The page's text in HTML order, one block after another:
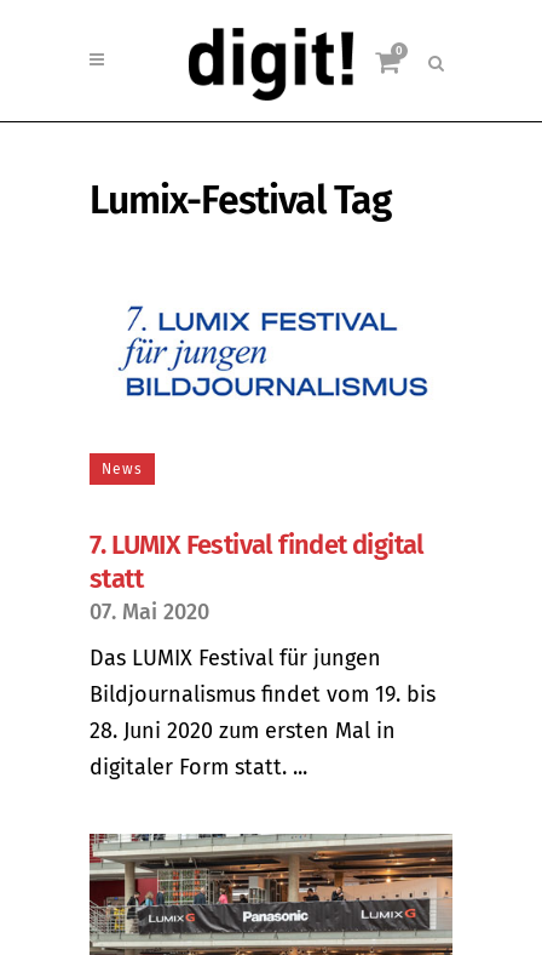
0
Lumix-Festival Tag
News
7. LUMIX Festival findet digital
statt
07. Mai 2020
Das LUMIX Festival für jungen
Bildjournalismus findet vom 19. bis
28. Juni 2020 zum ersten Mal in
digitaler Form statt. ...